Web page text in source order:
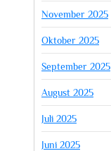
November 2025
Oktober 2025
September 2025
August 2025
Juli 2025
Juni 2025